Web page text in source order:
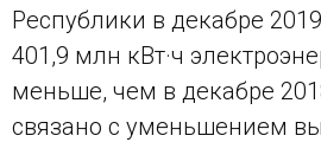
Республики в декабре
401,9 млн кВт·ч
меньше, чем в декабре
связано с уменьшением